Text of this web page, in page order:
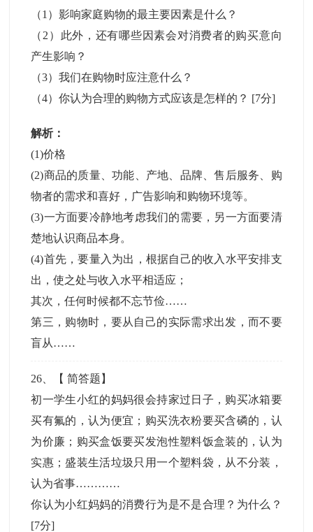
（1）影响家庭购物的最主要因素是什么？
（2）此外，还有哪些因素会对消费者的购买意向
产生影响？
（3）我们在购物时应注意什么？
（4）你认为合理的购物方式应该是怎样的？ [7分]
解析：
(1)价格
(2)商品的质量、功能、产地、品牌、售后服务、购
物者的需求和喜好，广告影响和购物环境等。
(3)一方面要冷静地考虑我们的需要，另一方面要清
楚地认识商品本身。
(4)首先，要量入为出，根据自己的收入水平安排支
出，使之处与收入水平相适应；
其次，任何时候都不忘节俭……
第三，购物时，要从自己的实际需求出发，而不要
盲从……
26 、【简答题 】
初一学生小红的妈妈很会持家过日子，购买冰箱要
买有氟的，认为便宜；购买洗衣粉要买含磷的，认
为价廉；购买盒饭要买发泡性塑料饭盒装的，认为
实惠；盛装生活垃圾只用一个塑料袋，从不分装，
认为省事…………
你认为小红妈妈的消费行为是不是合理？为什么？
[7分]